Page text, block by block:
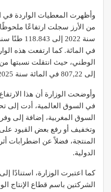
وأظهرت المعطيات الواردة في
في المائة. كما ارتفعت هذه
إلى 807,22 في المائة سنة 2025.
وأوضحت الوزارة أن هذا
في السوق العالمية، أدت إلى
السوق المغربية، إضافة إلى
وتخفيف أو رفع بعض القيود
المنتجة، فضلاً عن اضطرابات
الدولية.
كما اعتبرت الوزارة،
الشركتين باسم قطاع الإنتاج